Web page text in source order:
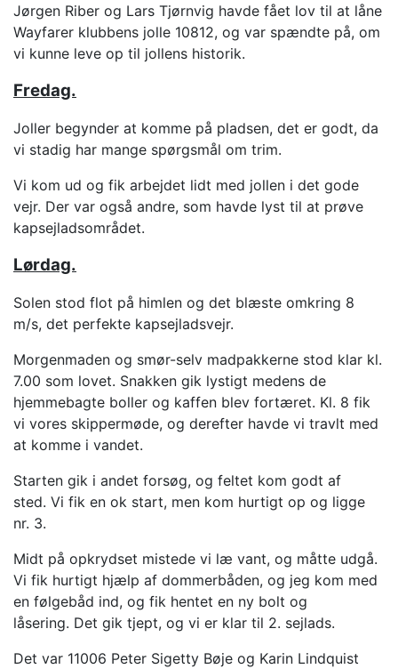
Jørgen Riber og Lars Tjørnvig havde fået lov til at låne
Wayfarer klubbens jolle 10812, og var spændte på, om
vi kunne leve op til jollens historik.
Fredag.
Joller begynder at komme på pladsen, det er godt, da
vi stadig har mange spørgsmål om trim.
Vi kom ud og fik arbejdet lidt med jollen i det gode
vejr. Der var også andre, som havde lyst til at prøve
kapsejladsområdet.
Lørdag.
Solen stod flot på himlen og det blæste omkring 8
m/s, det perfekte kapsejladsvejr.
Morgenmaden og smør-selv madpakkerne stod klar kl.
7.00 som lovet. Snakken gik lystigt medens de
hjemmebagte boller og kaffen blev fortæret. Kl. 8 fik
vi vores skippermøde, og derefter havde vi travlt med
at komme i vandet.
Starten gik i andet forsøg, og feltet kom godt af
sted. Vi fik en ok start, men kom hurtigt op og ligge
nr. 3.
Midt på opkrydset mistede vi læ vant, og måtte udgå.
Vi fik hurtigt hjælp af dommerbåden, og jeg kom med
en følgebåd ind, og fik hentet en ny bolt og
låsering. Det gik tjept, og vi er klar til 2. sejlads.
Det var 11006 Peter Sigetty Bøje og Karin Lindquist